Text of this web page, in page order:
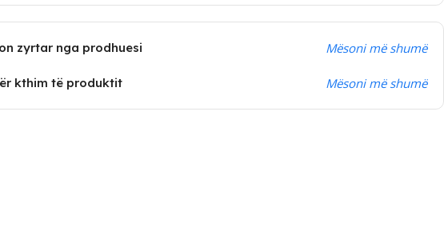
zyrtar nga prodhuesi Mësoni më shumë
kthim të produktit Mësoni më shumë